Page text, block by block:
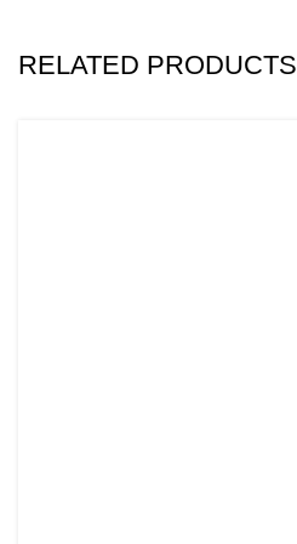
RELATED PRODUCTS